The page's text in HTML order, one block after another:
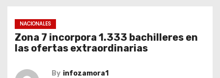
NACIONALES
Zona 7 incorpora 1.333 bachilleres en
las ofertas extraordinarias
By infozamora1